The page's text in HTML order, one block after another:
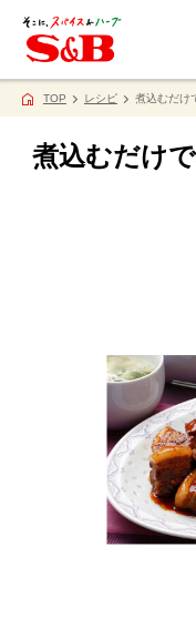
TOP レシピ 煮込むだけ
煮込むだけ